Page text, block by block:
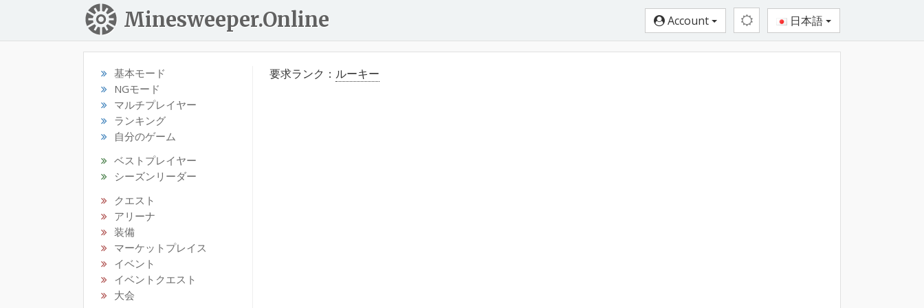
Minesweeper.Online Account 日本語
基本モード
NGモード
マルチプレイヤー
ランキング
自分のゲーム
ベストプレイヤー
シーズンリーダー
クエスト
アリーナ
装備
マーケットプレイス
イベント
イベントクエスト
大会
要求ランク： ルーキー